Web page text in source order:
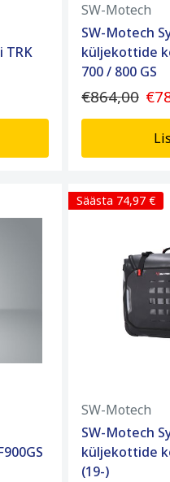
TRK
SW-Motech
SW-Motech
küljekottide
700 / 800 GS
€864,00
Säästa 74,97 €
SW-Motech
SW-Motech
küljekottide
(19-)